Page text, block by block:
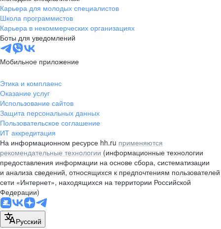
pr@nsk.hh.ru
Минск
пр-т Дзержинского, д. 57,
10 этаж, помещение 45-1
pr@rabota.by
Алматы
пр. Абая, д. 151, БЦ Алатау,
12 этаж, офис 1209
+7 727 232-13-13
pr@headhunter.com.kz
Карьера для молодых специалистов
Школа программистов
Карьера в некоммерческих организациях
Боты для уведомлений
Мобильное приложение
Этика и комплаенс
Оказание услуг
Использование сайтов
Защита персональных данных
Пользовательское соглашение
ИТ аккредитация
На информационном ресурсе hh.ru применяются
рекомендательные технологии (информационные технологии
предоставления информации на основе сбора, систематизации
и анализа сведений, относящихся к предпочтениям пользователей
сети «Интернет», находящихся на территории Российской
Федерации)
Русский